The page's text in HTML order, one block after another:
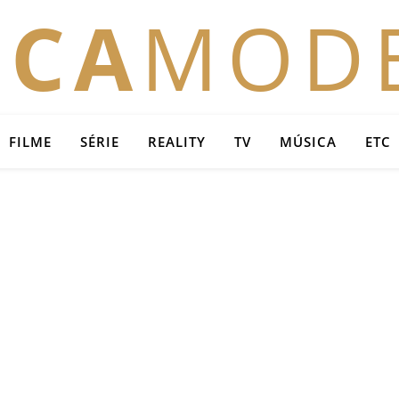
FILME SÉRIE REALITY TV MÚSICA ETC